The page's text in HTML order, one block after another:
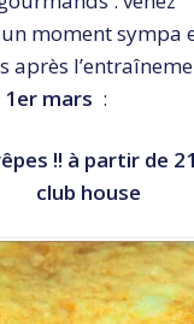
moment sympa
après
mars :
!! à partir de
club house